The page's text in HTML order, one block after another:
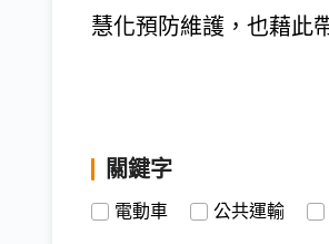
慧化預防維護，也藉此
關鍵字
電動車 公共運輸